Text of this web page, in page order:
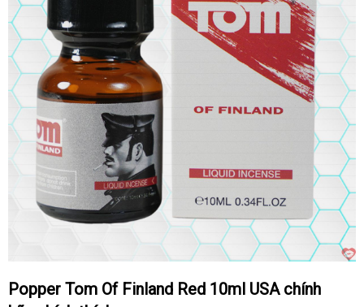
Popper Tom Of Finland Red 10ml USA chính